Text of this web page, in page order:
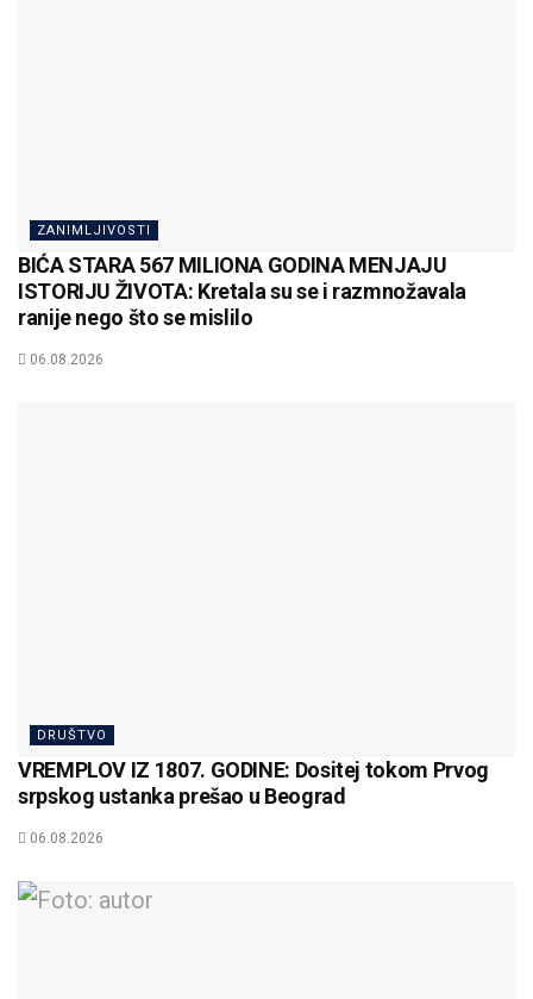
ZANIMLJIVOSTI
BIĆA STARA 567 MILIONA GODINA MENJAJU
ISTORIJU ŽIVOTA: Kretala su se i razmnožavala
ranije nego što se mislilo
06.08.2026
DRUŠTVO
VREMPLOV IZ 1807. GODINE: Dositej tokom Prvog
srpskog ustanka prešao u Beograd
06.08.2026